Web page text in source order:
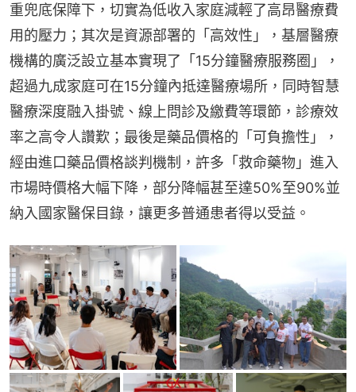
重兜底保障下，切實為低收入家庭減輕了高昂醫療費
用的壓力；其次是資源部署的「高效性」，基層醫療
機構的廣泛設立基本實現了「15分鐘醫療服務圈」，
超過九成家庭可在15分鐘內抵達醫療場所，同時智慧
醫療深度融入掛號、線上問診及繳費等環節，診療效
率之高令人讚歎；最後是藥品價格的「可負擔性」，
經由進口藥品價格談判機制，許多「救命藥物」進入
市場時價格大幅下降，部分降幅甚至達50%至90%並
納入國家醫保目錄，讓更多普通患者得以受益。